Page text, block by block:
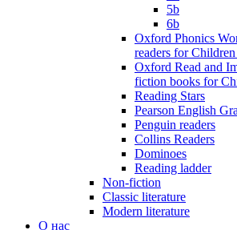
5b
6b
Oxford Phonics
readers for
Oxford Read and
fiction books for
Reading Stars
Pearson English
Penguin readers
Collins Readers
Dominoes
Reading ladder
Non-fiction
Classic literature
Modern literature
О нас